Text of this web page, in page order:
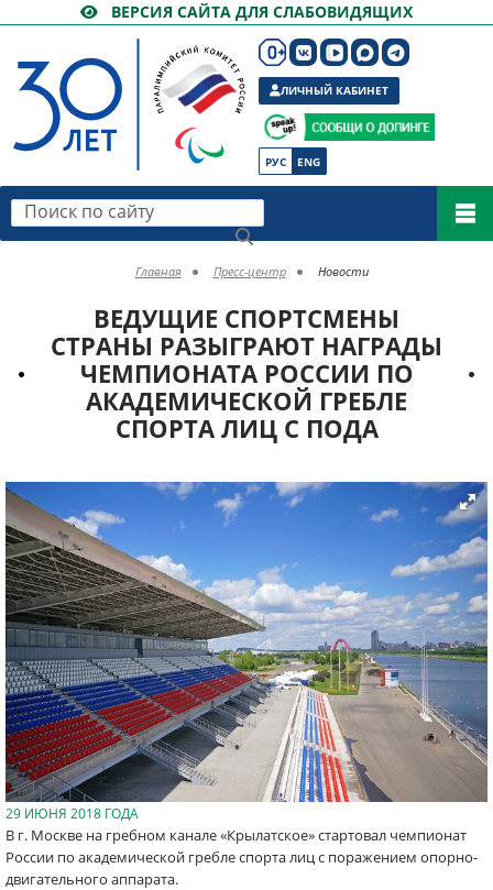
ВЕРСИЯ САЙТА ДЛЯ СЛАБОВИДЯЩИХ
РУС ENG
ЛИЧНЫЙ КАБИНЕТ
Поиск по сайту
Главная Пресс-центр Новости
ВЕДУЩИЕ СПОРТСМЕНЫ
СТРАНЫ РАЗЫГРАЮТ НАГРАДЫ
ЧЕМПИОНАТА РОССИИ ПО
АКАДЕМИЧЕСКОЙ ГРЕБЛЕ
СПОРТА ЛИЦ С ПОДА
29 ИЮНЯ 2018 ГОДА
В г. Москве на гребном канале «Крылатское» стартовал чемпионат
России по академической гребле спорта лиц с поражением опорно-
двигательного аппарата.